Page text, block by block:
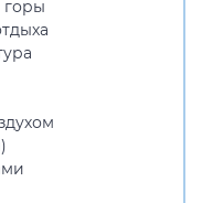
горы